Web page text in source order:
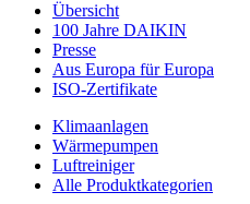
Übersicht
100 Jahre DAIKIN
Presse
Aus Europa für Europa
ISO-Zertifikate
Klimaanlagen
Wärmepumpen
Luftreiniger
Alle Produktkategorien